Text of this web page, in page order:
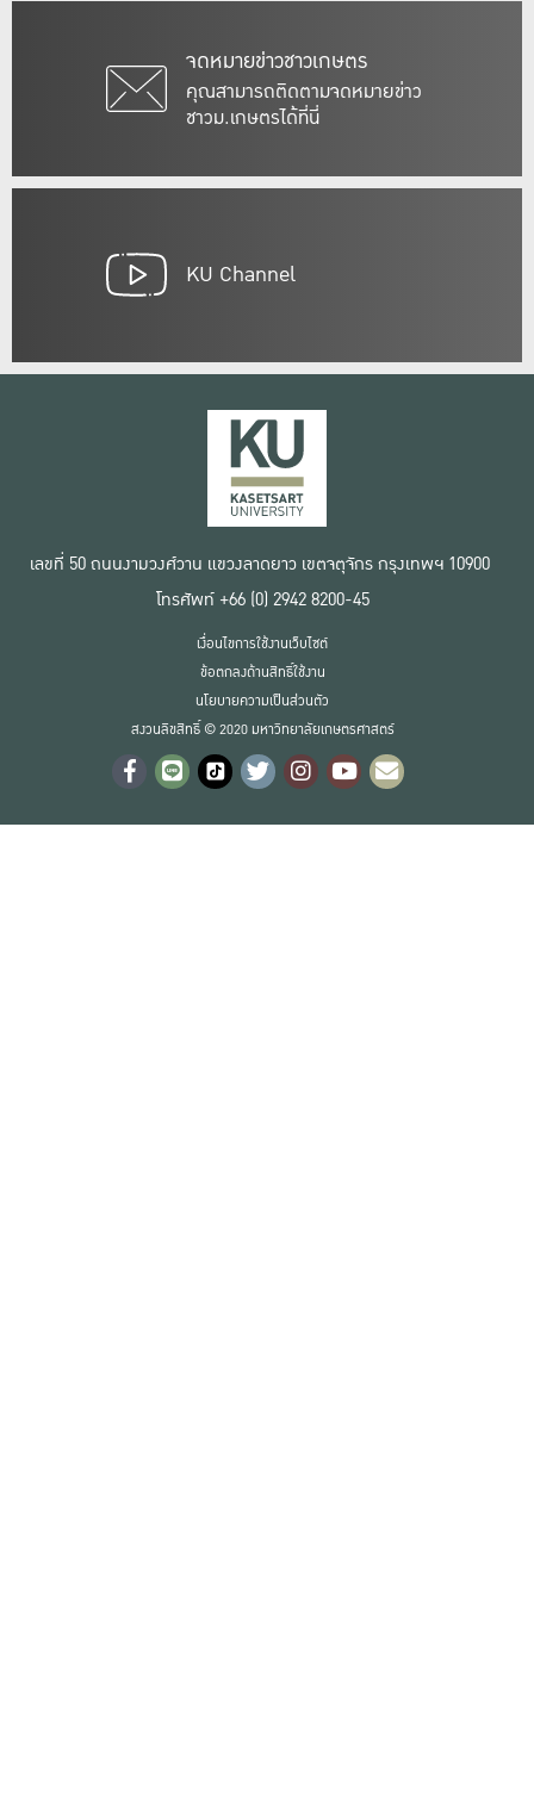
จดหมายข่าวชาวเกษตร
คุณสามารถติดตามจดหมายข่าว
ชาวม.เกษตรได้ที่นี่
KU Channel
เลขที่ 50 ถนนงามวงศ์วาน แขวงลาดยาว เขตจตุจักร กรุงเทพฯ 10900
โทรศัพท์ +66 (0) 2942 8200-45
สงวนลิขสิทธิ์ © 2020 มหาวิทยาลัยเกษตรศาสตร์
เงื่อนไขการใช้งานเว็บไซต์
ข้อตกลงด้านสิทธิ์ใช้งาน
นโยบายความเป็นส่วนตัว